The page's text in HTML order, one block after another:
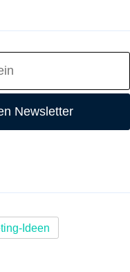
Newsletter
Ideen